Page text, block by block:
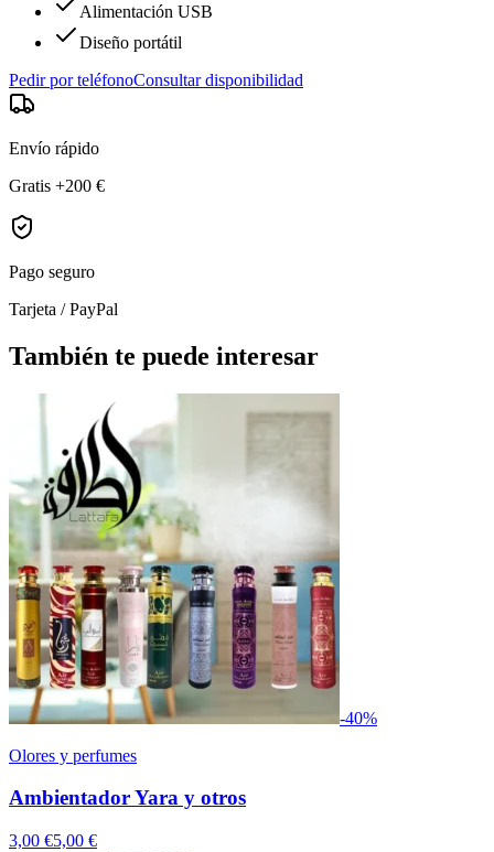
Alimentación USB
Diseño portátil
Pedir por teléfonoConsultar disponibilidad
Envío rápido
Gratis +200 €
Pago seguro
Tarjeta / PayPal
También te puede interesar
-40%
Olores y perfumes
Ambientador Yara y otros
3,00 €5,00 €